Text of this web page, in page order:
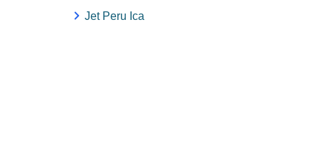
Jet Peru Ica